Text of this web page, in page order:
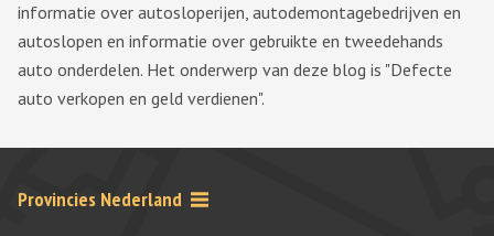
informatie over autosloperijen, autodemontagebedrijven en
autoslopen en informatie over gebruikte en tweedehands
auto onderdelen. Het onderwerp van deze blog is "Defecte
auto verkopen en geld verdienen".
Provincies Nederland